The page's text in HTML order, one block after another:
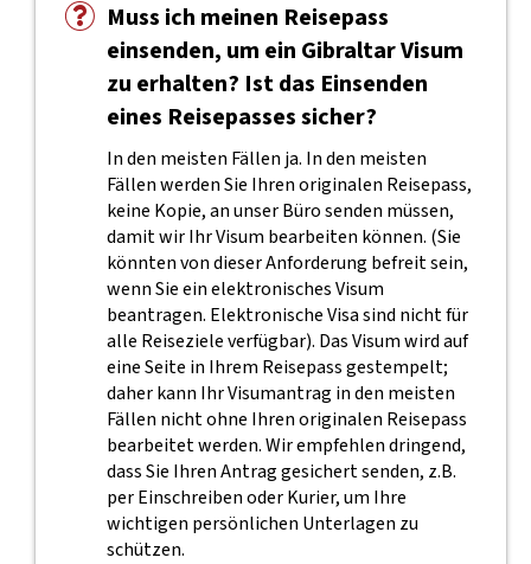
Muss ich meinen Reisepass
einsenden, um ein Gibraltar Visum
zu erhalten? Ist das Einsenden
eines Reisepasses sicher?
In den meisten Fällen ja. In den meisten
Fällen werden Sie Ihren originalen Reisepass,
keine Kopie, an unser Büro senden müssen,
damit wir Ihr Visum bearbeiten können. (Sie
könnten von dieser Anforderung befreit sein,
wenn Sie ein elektronisches Visum
beantragen. Elektronische Visa sind nicht für
alle Reiseziele verfügbar). Das Visum wird auf
eine Seite in Ihrem Reisepass gestempelt;
daher kann Ihr Visumantrag in den meisten
Fällen nicht ohne Ihren originalen Reisepass
bearbeitet werden. Wir empfehlen dringend,
dass Sie Ihren Antrag gesichert senden, z.B.
per Einschreiben oder Kurier, um Ihre
wichtigen persönlichen Unterlagen zu
schützen.